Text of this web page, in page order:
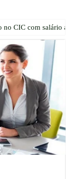
no CIC com salário